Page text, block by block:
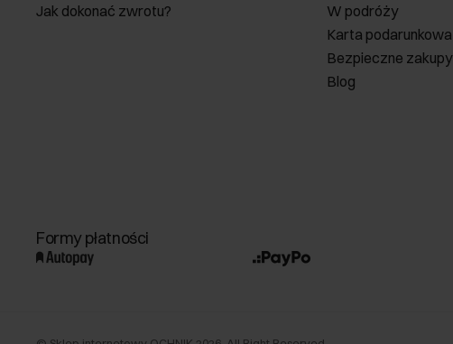
Jak dokonać zwrotu?
W podróży
Karta podarunkowa
Bezpieczne zakupy
Blog
Formy płatności